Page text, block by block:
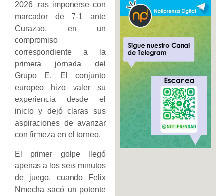
2026 tras imponerse con
marcador de 7-1 ante
Curazao, en un
compromiso
correspondiente a la
primera jornada del
Grupo E. El conjunto
europeo hizo valer su
experiencia desde el
inicio y dejó claras sus
aspiraciones de avanzar
con firmeza en el torneo.
El primer golpe llegó
apenas a los seis minutos
de juego, cuando Felix
Nmecha sacó un potente